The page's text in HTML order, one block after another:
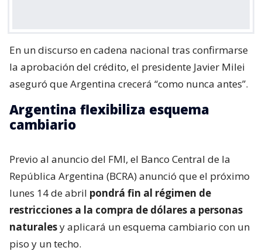
En un discurso en cadena nacional tras confirmarse
la aprobación del crédito, el presidente Javier Milei
aseguró que Argentina crecerá “como nunca antes”.
Argentina flexibiliza esquema
cambiario
Previo al anuncio del FMI, el Banco Central de la
República Argentina (BCRA) anunció que el próximo
lunes 14 de abril pondrá fin al régimen de
restricciones a la compra de dólares a personas
naturalesy aplicará un esquema cambiario con un
piso y un techo.